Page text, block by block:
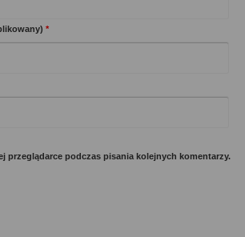
*
przeglądarce podczas pisania kolejnych komentarzy.